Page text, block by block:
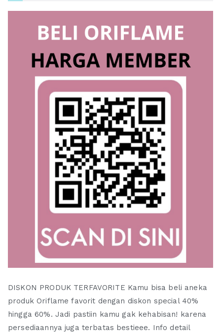
DISKON PRODUK TERFAVORITE Kamu bisa beli aneka
produk Oriflame favorit dengan diskon special 40%
hingga 60%. Jadi pastiin kamu gak kehabisan! karena
persediaannya juga terbatas bestieee. Info detail